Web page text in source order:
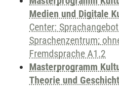
Medien und Digitale
Center:
Sprachenzentrum;
Fremdsprache A1.2
Masterprogramm
Theorie und